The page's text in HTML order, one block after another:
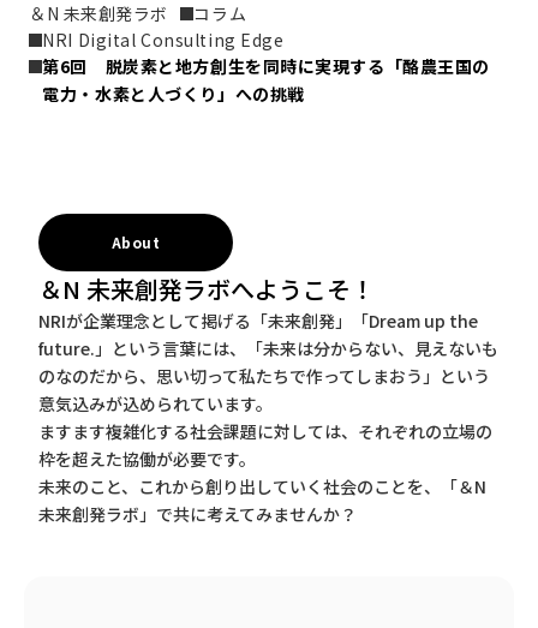
＆N 未来創発ラボ
コラム
NRI Digital Consulting Edge
第6回　脱炭素と地方創生を同時に実現する「酪農王国の
電力・水素と人づくり」への挑戦
About
＆N 未来創発ラボへようこそ！
NRIが企業理念として掲げる「未来創発」「Dream up the
future.」という言葉には、「未来は分からない、見えないも
のなのだから、思い切って私たちで作ってしまおう」という
意気込みが込められています。
ますます複雑化する社会課題に対しては、それぞれの立場の
枠を超えた協働が必要です。
未来のこと、これから創り出していく社会のことを、「＆N
未来創発ラボ」で共に考えてみませんか？